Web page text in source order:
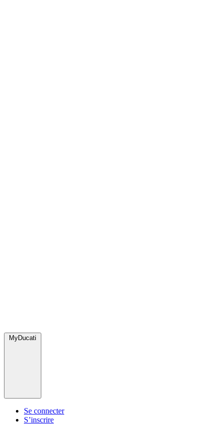
MyDucati
Se connecter
S’inscrire